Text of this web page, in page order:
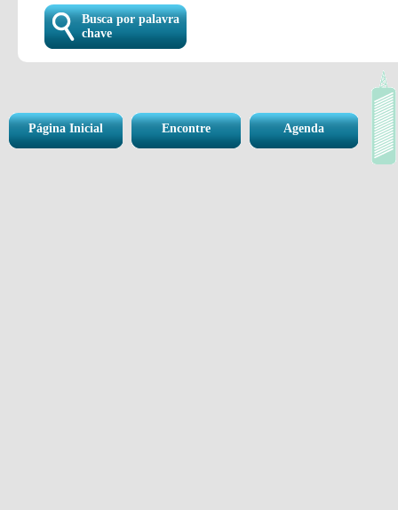
Busca por palavra
chave
Página Inicial Encontre Agenda